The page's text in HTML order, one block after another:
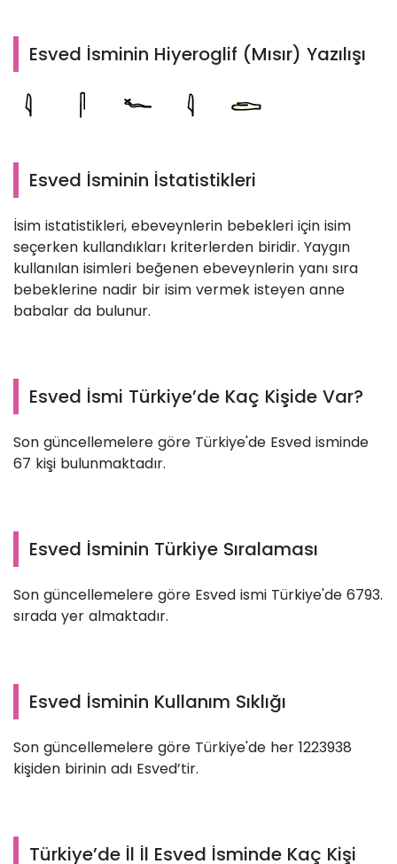
Esved İsminin Hiyeroglif (Mısır) Yazılışı
Esved İsminin İstatistikleri
İsim istatistikleri, ebeveynlerin bebekleri için isim
seçerken kullandıkları kriterlerden biridir. Yaygın
kullanılan isimleri beğenen ebeveynlerin yanı sıra
bebeklerine nadir bir isim vermek isteyen anne
babalar da bulunur.
Esved İsmi Türkiye’de Kaç Kişide Var?
Son güncellemelere göre Türkiye'de Esved isminde
67 kişi bulunmaktadır.
Esved İsminin Türkiye Sıralaması
Son güncellemelere göre Esved ismi Türkiye'de 6793.
sırada yer almaktadır.
Esved İsminin Kullanım Sıklığı
Son güncellemelere göre Türkiye'de her 1223938
kişiden birinin adı Esved’tir.
Türkiye’de İl İl Esved İsminde Kaç Kişi